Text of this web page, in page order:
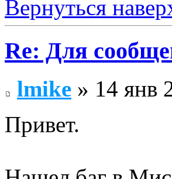
Вернуться
Re: Для
lmike » 14 янв
Привет.